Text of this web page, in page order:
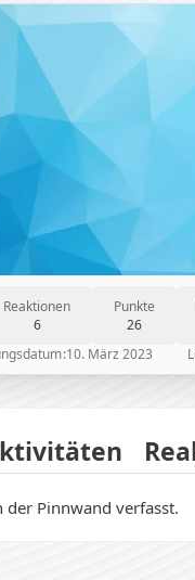
Reaktionen
6
Punkte
26
10. März 2023
der Pinnwand verfasst.